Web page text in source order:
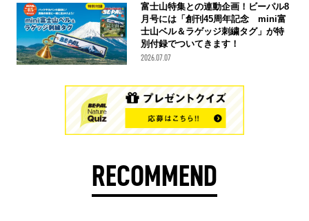
富士山特集との連動企画！ビーパル8
月号には「創刊45周年記念 mini富
士山ベル＆ラゲッジ刺繍タグ」が特
別付録でついてきます！
2026.07.07
RECOMMEND